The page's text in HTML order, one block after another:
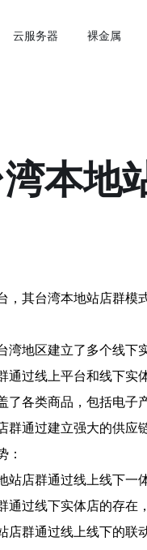
云服务器 裸金属
本地
，其台湾本地站店群
湾地区建立了多个线下
过线上平台和线下实
各类商品，包括电子
通过建立强大的供应
：
店群通过线上线下一
过线下实体店的存在
群通过线上线下的联